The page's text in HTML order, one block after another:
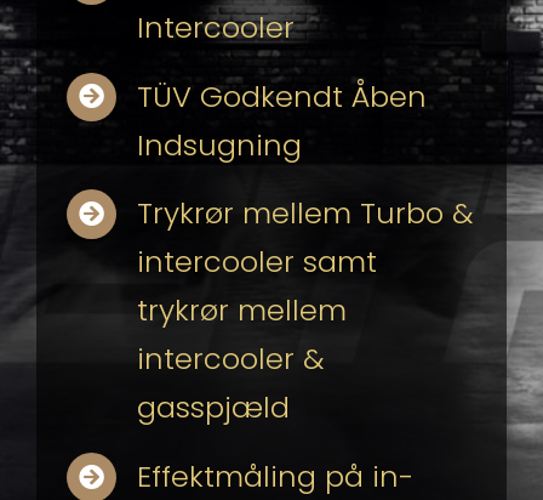
Intercooler
TÜV Godkendt Åben
Indsugning
Trykrør mellem Turbo &
intercooler samt
trykrør mellem
intercooler &
gasspjæld
Effektmåling på in-